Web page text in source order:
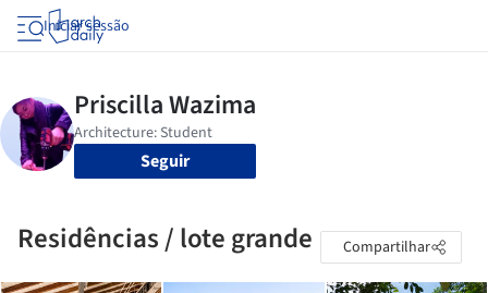
Iniciar sessão
Seguir
Residências / lote grande Compartilhar